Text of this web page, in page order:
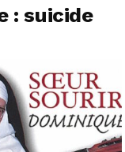
: suicide